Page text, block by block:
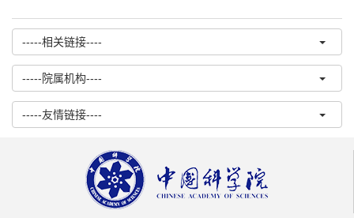
-----相关链接----
-----院属机构----
-----友情链接----